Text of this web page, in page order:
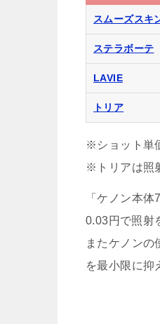
スムーズスキ
ステラボーテ
LAVIE
トリア
※ショット単
※トリアは照
「ケノン本
0.03円で照射
またケノンの
を最小限に抑